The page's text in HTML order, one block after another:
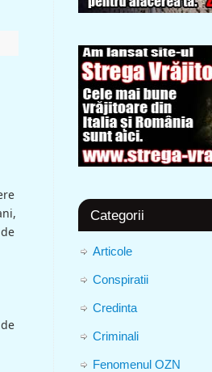
Categorii
Articole
Conspiratii
Credinta
Criminali
Fenomenul OZN